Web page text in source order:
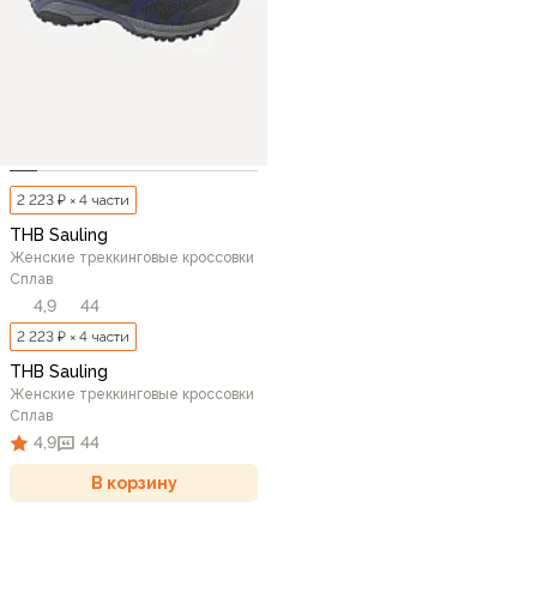
2 223 ₽ × 4 части
THB Sauling
Женские треккинговые кроссовки
Сплав
4,9 44
2 223 ₽ × 4 части
THB Sauling
Женские треккинговые кроссовки
Сплав
4,9 44
В корзину